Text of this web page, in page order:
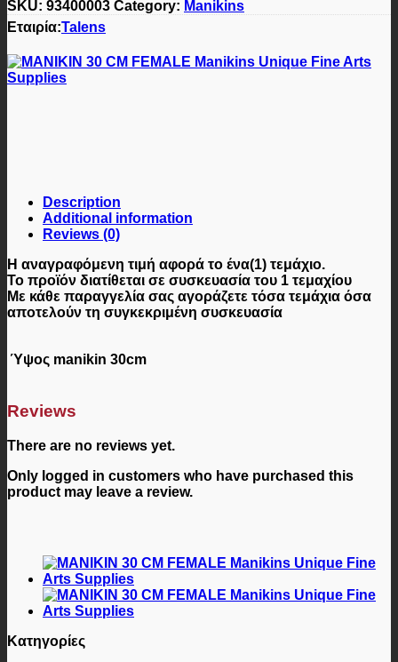
SKU: 93400003 Category: Manikins
Εταιρία:Talens
Description
Additional information
Reviews (0)
Η αναγραφόμενη τιμή αφορά το ένα(1) τεμάχιο.
Το προϊόν διατίθεται σε συσκευασία του 1 τεμαχίου
Με κάθε παραγγελία σας αγοράζετε τόσα τεμάχια όσα
αποτελούν τη συγκεκριμένη συσκευασία
Ύψος manikin 30cm
Reviews
There are no reviews yet.
Only logged in customers who have purchased this
product may leave a review.
Κατηγορίες